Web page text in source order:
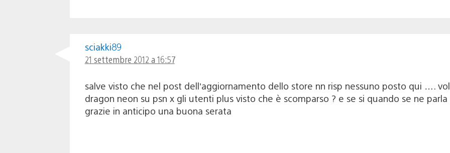
sciakki89
21 settembre 2012 a 16:57
salve visto che nel post dell’aggiornamento dello store nn risp nessuno posto qui ….
dragon neon su psn x gli utenti plus visto che è scomparso ? e se si quando se ne parla
grazie in anticipo una buona serata